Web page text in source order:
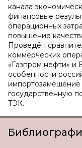
канала
финансовые
операционных
повышение
Проведён
коммерческих
«Газпром нефти» и
особенности
импортозамещение
государственную
ТЭК.